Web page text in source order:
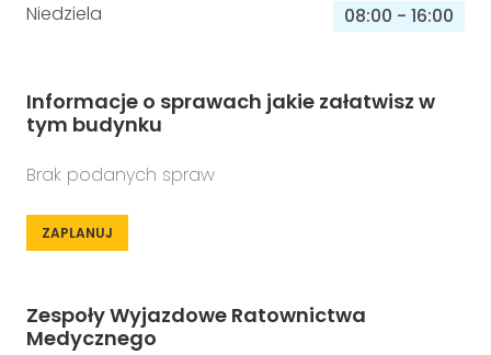
Niedziela
08:00 - 16:00
Informacje o sprawach jakie załatwisz w
tym budynku
Brak podanych spraw
ZAPLANUJ
Zespoły Wyjazdowe Ratownictwa
Medycznego